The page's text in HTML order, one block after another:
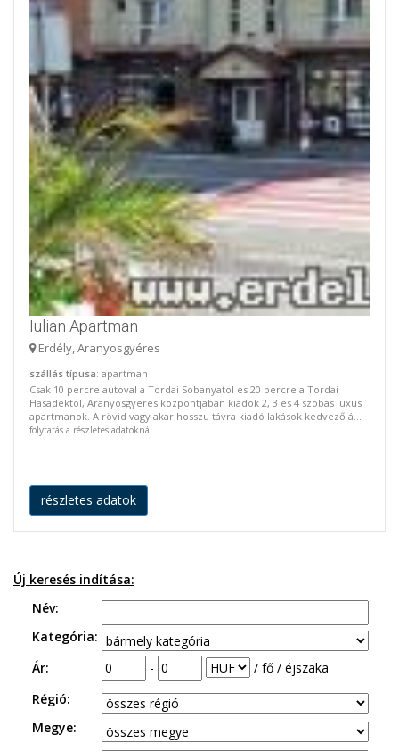
Iulian Apartman
Erdély, Aranyosgyéres
szállás típusa: apartman
Csak 10 percre autoval a Tordai Sobanyatol es 20 percre a Tordai
Hasadektol, Aranyosgyeres kozpontjaban kiadok 2, 3 es 4 szobas luxus
apartmanok. A rövid vagy akar hosszu távra kiadó lakások kedvező á...
folytatás a részletes adatoknál
részletes adatok
Új keresés indítása:
Név:
Kategória:
Ár:
-
/ fő / éjszaka
Régió:
Megye: